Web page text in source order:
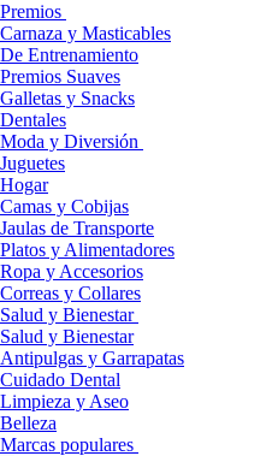
Premios
Carnaza y Masticables
De Entrenamiento
Premios Suaves
Galletas y Snacks
Dentales
Moda y Diversión
Juguetes
Hogar
Camas y Cobijas
Jaulas de Transporte
Platos y Alimentadores
Ropa y Accesorios
Correas y Collares
Salud y Bienestar
Salud y Bienestar
Antipulgas y Garrapatas
Cuidado Dental
Limpieza y Aseo
Belleza
Marcas populares